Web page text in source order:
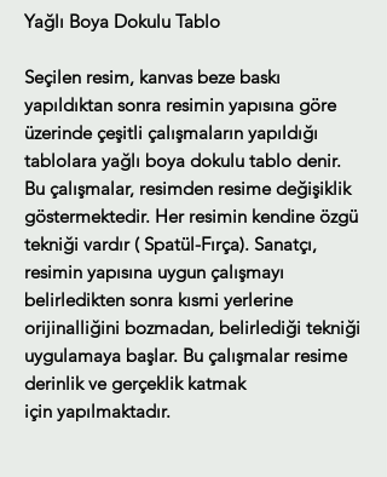
Yağlı Boya Dokulu Tablo
Seçilen resim, kanvas beze baskı
yapıldıktan sonra resimin yapısına göre
üzerinde çeşitli çalışmaların yapıldığı
tablolara yağlı boya dokulu tablo denir.
Bu çalışmalar, resimden resime değişiklik
göstermektedir. Her resimin kendine özgü
tekniği vardır ( Spatül-Fırça). Sanatçı,
resimin yapısına uygun çalışmayı
belirledikten sonra kısmi yerlerine
orijinalliğini bozmadan, belirlediği tekniği
uygulamaya başlar. Bu çalışmalar resime
derinlik ve gerçeklik katmak
için yapılmaktadır.